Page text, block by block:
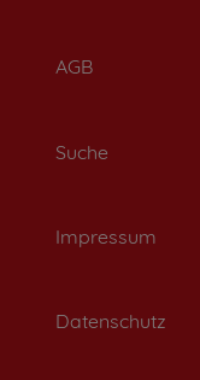
AGB
Suche
Impressum
Datenschutz